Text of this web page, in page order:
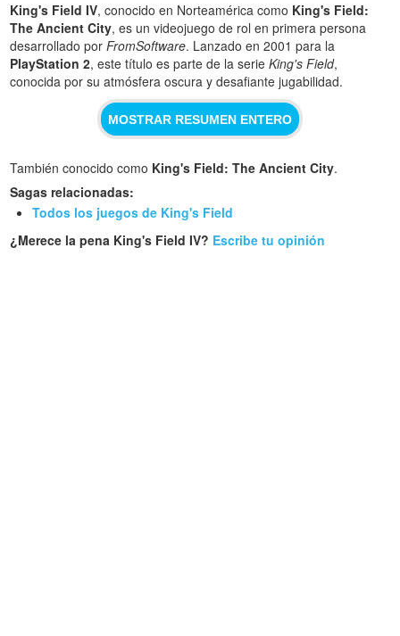
King's Field IV, conocido en Norteamérica como King's Field:
The Ancient City, es un videojuego de rol en primera persona
desarrollado porFromSoftware. Lanzado en 2001 para la
PlayStation 2, este título es parte de la serieKing's Field,
conocida por su atmósfera oscura y desafiante jugabilidad.
MOSTRAR RESUMEN ENTERO
También conocido como King's Field: The Ancient City.
Sagas relacionadas:
Todos los juegos de King's Field
¿Merece la pena King's Field IV? Escribe tu opinión